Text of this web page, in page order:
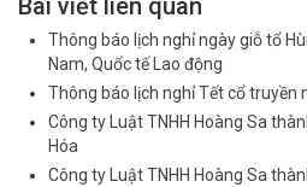
Bài viết liên quan
Thông báo lịch nghỉ ngày giỗ tổ
Nam, Quốc tế Lao động
Thông báo lịch nghỉ Tết cổ truyền
Công ty Luật TNHH Hoàng Sa
Hóa
Công ty Luật TNHH Hoàng Sa